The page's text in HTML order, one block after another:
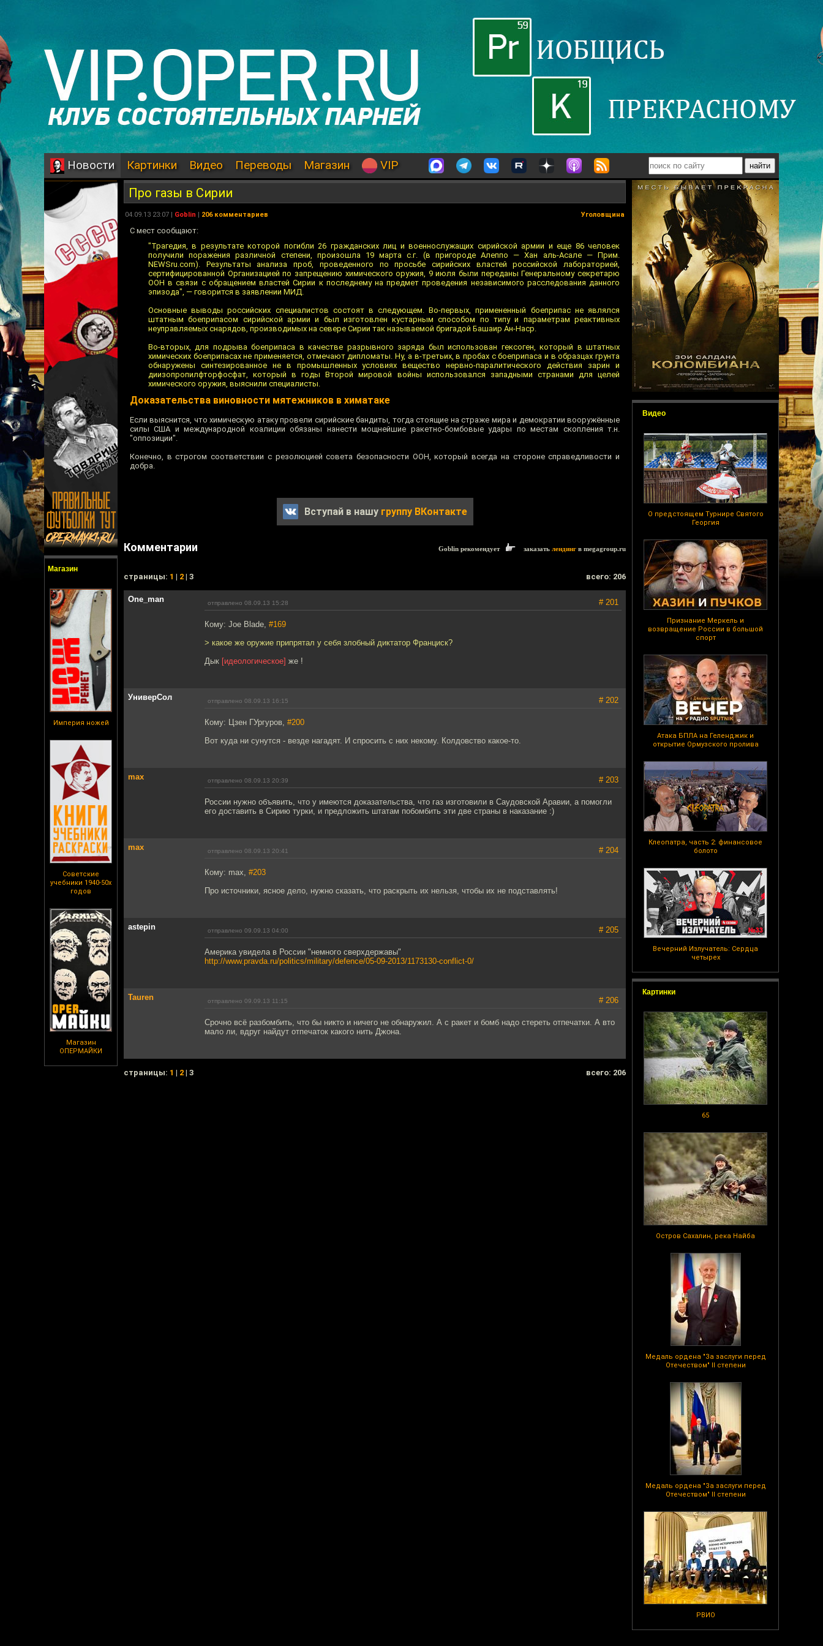
Новости Картинки Видео Переводы Магазин VIP
Магазин
Империя ножей
Советские
учебники 1940-50х
годов
Магазин
ОПЕРМАЙКИ
Видео
О предстоящем Турнире Святого
Георгия
Признание Меркель и
возвращение России в большой
спорт
Атака БПЛА на Геленджик и
открытие Ормузского пролива
Клеопатра, часть 2: финансовое
болото
Вечерний Излучатель: Сердца
четырех
Картинки
65
Остров Сахалин, река Найба
Медаль ордена "За заслуги перед
Отечеством" II степени
Медаль ордена "За заслуги перед
Отечеством" II степени
РВИО
Про газы в Сирии
04.09.13 23:07 | Goblin | 206 комментариев Уголовщина
С мест сообщают:
"Трагедия, в результате которой погибли 26 гражданских лиц и военнослужащих сирийской армии и еще 86 человек
получили поражения различной степени, произошла 19 марта с.г. (в пригороде Алеппо — Хан аль-Асале — Прим.
NEWSru.com). Результаты анализа проб, проведенного по просьбе сирийских властей российской лабораторией,
сертифицированной Организацией по запрещению химического оружия, 9 июля были переданы Генеральному секретарю
ООН в связи с обращением властей Сирии к последнему на предмет проведения независимого расследования данного
эпизода", — говорится в заявлении МИД.
Основные выводы российских специалистов состоят в следующем. Во-первых, примененный боеприпас не являлся
штатным боеприпасом сирийской армии и был изготовлен кустарным способом по типу и параметрам реактивных
неуправляемых снарядов, производимых на севере Сирии так называемой бригадой Башаир Ан-Наср.
Во-вторых, для подрыва боеприпаса в качестве разрывного заряда был использован гексоген, который в штатных
химических боеприпасах не применяется, отмечают дипломаты. Ну, а в-третьих, в пробах с боеприпаса и в образцах грунта
обнаружены синтезированное не в промышленных условиях вещество нервно-паралитического действия зарин и
диизопропилфторфосфат, который в годы Второй мировой войны использовался западными странами для целей
химического оружия, выяснили специалисты.
Доказательства виновности мятежников в химатаке
Если выяснится, что химическую атаку провели сирийские бандиты, тогда стоящие на страже мира и демократии вооружённые
силы США и международной коалиции обязаны нанести мощнейшие ракетно-бомбовые удары по местам скопления т.н.
"оппозиции".
Конечно, в строгом соответствии с резолюцией совета безопасности ООН, который всегда на стороне справедливости и
добра.
Вступай в нашу группу ВКонтакте
Комментарии Goblin рекомендует заказать лендинг в megagroup.ru
cтраницы: 1 | 2 | 3 всего: 206
One_man отправлено 08.09.13 15:28 # 201
Кому: Joe Blade, #169
> какое же оружие припрятал у себя злобный диктатор Франциск?
Дык [идеологическое] же !
УниверСол отправлено 08.09.13 16:15 # 202
Кому: Цзен ГУргуров, #200
Вот куда ни сунутся - везде нагадят. И спросить с них некому. Колдовство какое-то.
max отправлено 08.09.13 20:39 # 203
России нужно объявить, что у имеются доказательства, что газ изготовили в Саудовской Аравии, а помогли
его доставить в Сирию турки, и предложить штатам побомбить эти две страны в наказание :)
max отправлено 08.09.13 20:41 # 204
Кому: max, #203
Про источники, ясное дело, нужно сказать, что раскрыть их нельзя, чтобы их не подставлять!
astepin отправлено 09.09.13 04:00 # 205
Америка увидела в России "немного сверхдержавы"
http://www.pravda.ru/politics/military/defence/05-09-2013/1173130-conflict-0/
Tauren отправлено 09.09.13 11:15 # 206
Срочно всё разбомбить, что бы никто и ничего не обнаружил. А с ракет и бомб надо стереть отпечатки. А вто
мало ли, вдруг найдут отпечаток какого нить Джона.
cтраницы: 1 | 2 | 3 всего: 206